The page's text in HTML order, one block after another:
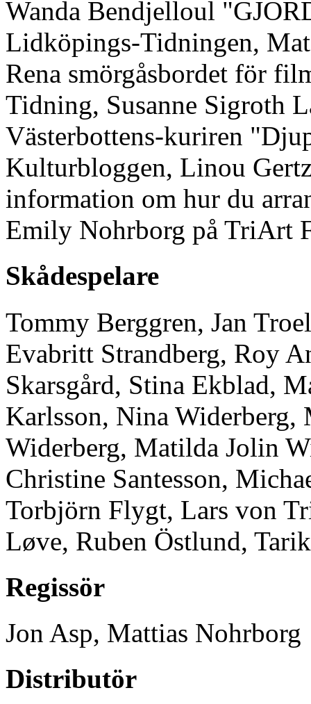
Wanda Bendjelloul
Lidköpings-Tidningen,
Rena smörgåsbordet för
Tidning, Susanne Sigroth
Västerbottens-kuriren
Kulturbloggen, Linou
information om hur du
Emily Nohrborg på TriArt
Skådespelare
Tommy Berggren, Jan
Evabritt Strandberg, Roy
Skarsgård, Stina Ekblad,
Karlsson, Nina Widerberg,
Widerberg, Matilda Jolin
Christine Santesson,
Torbjörn Flygt, Lars von
Løve, Ruben Östlund,
Regissör
Jon Asp, Mattias Nohrborg
Distributör